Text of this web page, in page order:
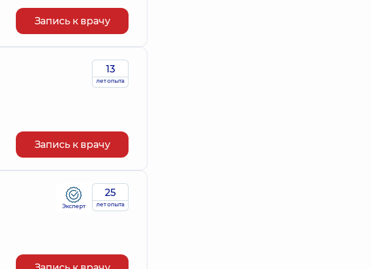
Запись к врачу
13
лет опыта
Запись к врачу
25
лет опыта
Эксперт